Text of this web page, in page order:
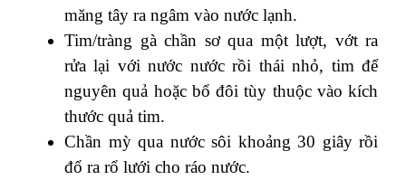
măng tây ra ngâm vào nước lạnh.
Tim/tràng gà chần sơ qua một lượt, vớt ra
rửa lại với nước nước rồi thái nhỏ, tim để
nguyên quả hoặc bổ đôi tùy thuộc vào kích
thước quả tim.
Chần mỳ qua nước sôi khoảng 30 giây rồi
đổ ra rổ lưới cho ráo nước.